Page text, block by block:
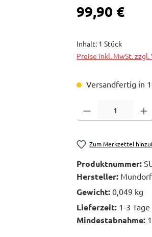
Regulärer Preis:
99,90 €
Inhalt: 1 Stück
Preise inkl. MwSt. zzgl.
Versandfertig in
Produkt Anzahl: Gib
Zum Merkzettel
Produktnummer:
Hersteller: Mundorf
Gewicht:0,049 kg
Lieferzeit: 1-3 Tage
Mindestabnahme: 1